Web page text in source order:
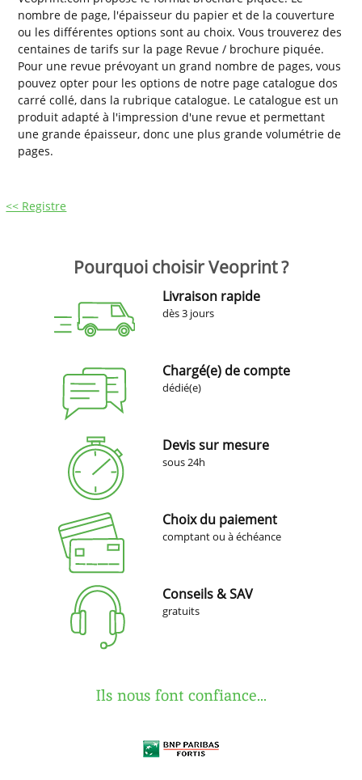
nombre de page, l'épaisseur du papier et de la couverture
ou les différentes options sont au choix. Vous trouverez des
centaines de tarifs sur la page Revue / brochure piquée.
Pour une revue prévoyant un grand nombre de pages, vous
pouvez opter pour les options de notre page catalogue dos
carré collé, dans la rubrique catalogue. Le catalogue est un
produit adapté à l'impression d'une revue et permettant
une grande épaisseur, donc une plus grande volumétrie de
pages.
<< Registre
Pourquoi choisir Veoprint ?
Livraison rapide
dès 3 jours
Chargé(e) de compte
dédié(e)
Devis sur mesure
sous 24h
Choix du paiement
comptant ou à échéance
Conseils & SAV
gratuits
Ils nous font confiance...